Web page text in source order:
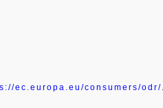
ec.europa.eu/consumers/odr/